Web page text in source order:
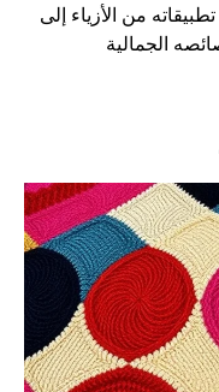
من الأزياء إلى
الجمالية